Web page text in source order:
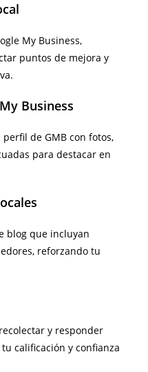
My Business,
puntos de mejora y
Business
de GMB con fotos,
para destacar en
blog que incluyan
reforzando tu
y responder
calificación y confianza